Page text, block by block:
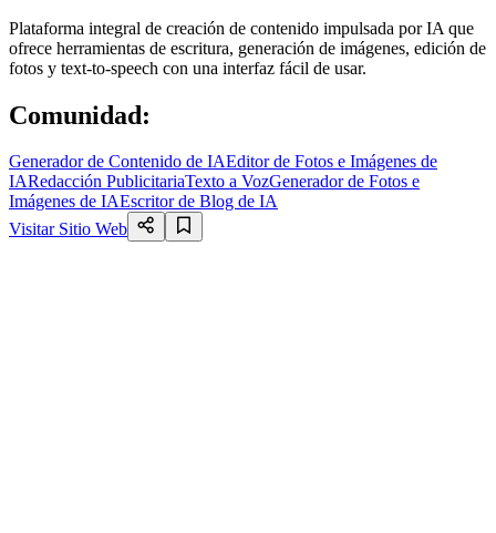
Plataforma integral de creación de contenido impulsada por IA que
ofrece herramientas de escritura, generación de imágenes, edición de
fotos y text-to-speech con una interfaz fácil de usar.
Comunidad:
Generador de Contenido de IAEditor de Fotos e Imágenes de
IARedacción PublicitariaTexto a VozGenerador de Fotos e
Imágenes de IAEscritor de Blog de IA
Visitar Sitio Web